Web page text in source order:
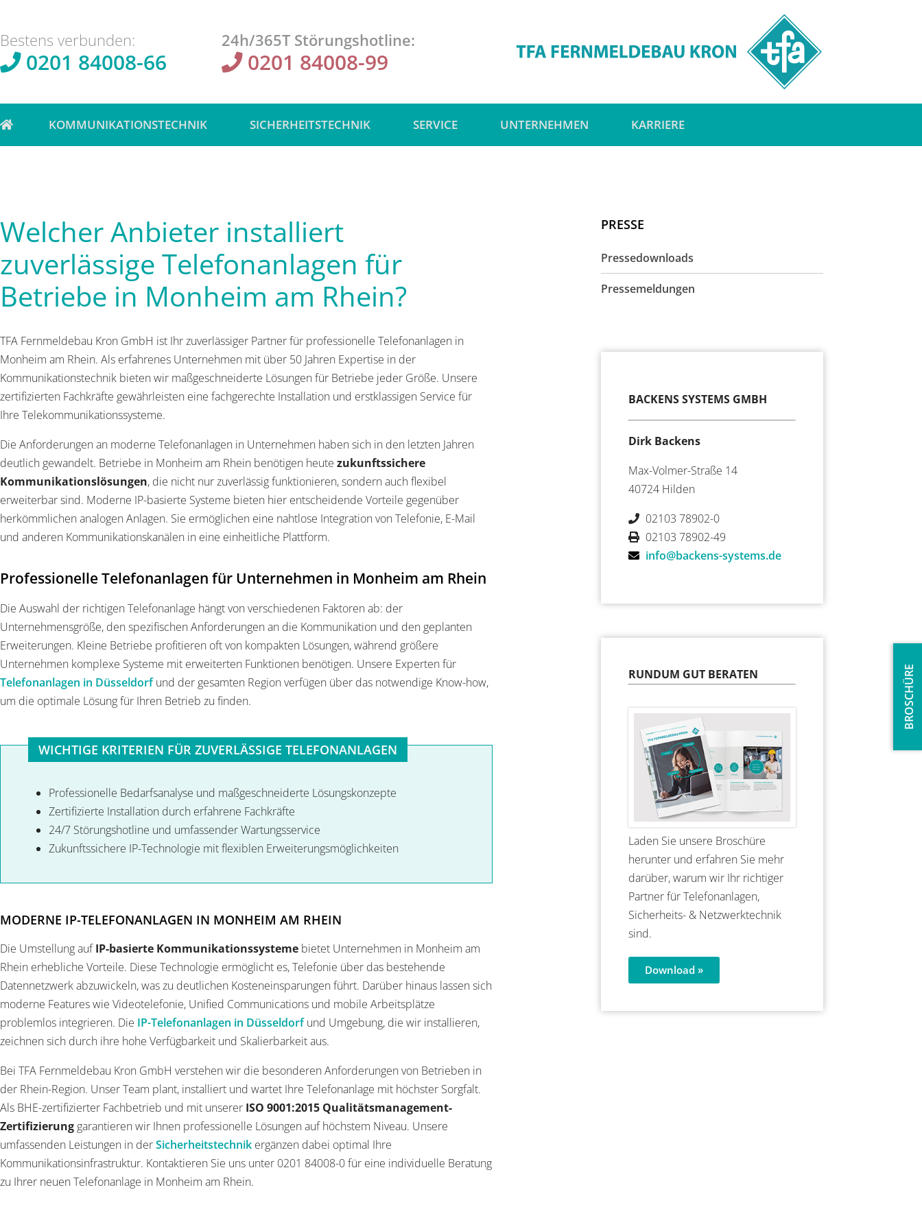
BROSCHÜRE
Bestens verbunden:
0201 84008-66
24h/365T Störungshotline:
0201 84008-99
KOMMUNIKATIONSTECHNIK SICHERHEITSTECHNIK SERVICE UNTERNEHMEN KARRIERE
Welcher Anbieter installiert
zuverlässige Telefonanlagen für
Betriebe in Monheim am Rhein?
TFA Fernmeldebau Kron GmbH ist Ihr zuverlässiger Partner für professionelle Telefonanlagen in
Monheim am Rhein. Als erfahrenes Unternehmen mit über 50 Jahren Expertise in der
Kommunikationstechnik bieten wir maßgeschneiderte Lösungen für Betriebe jeder Größe. Unsere
zertifizierten Fachkräfte gewährleisten eine fachgerechte Installation und erstklassigen Service für
Ihre Telekommunikationssysteme.
Die Anforderungen an moderne Telefonanlagen in Unternehmen haben sich in den letzten Jahren
deutlich gewandelt. Betriebe in Monheim am Rhein benötigen heute zukunftssichere
Kommunikationslösungen, die nicht nur zuverlässig funktionieren, sondern auch flexibel
erweiterbar sind. Moderne IP-basierte Systeme bieten hier entscheidende Vorteile gegenüber
herkömmlichen analogen Anlagen. Sie ermöglichen eine nahtlose Integration von Telefonie, E-Mail
und anderen Kommunikationskanälen in eine einheitliche Plattform.
Professionelle Telefonanlagen für Unternehmen in Monheim am Rhein
Die Auswahl der richtigen Telefonanlage hängt von verschiedenen Faktoren ab: der
Unternehmensgröße, den spezifischen Anforderungen an die Kommunikation und den geplanten
Erweiterungen. Kleine Betriebe profitieren oft von kompakten Lösungen, während größere
Unternehmen komplexe Systeme mit erweiterten Funktionen benötigen. Unsere Experten für
Telefonanlagen in Düsseldorfund der gesamten Region verfügen über das notwendige Know-how,
um die optimale Lösung für Ihren Betrieb zu finden.
WICHTIGE KRITERIEN FÜR ZUVERLÄSSIGE TELEFONANLAGEN
Professionelle Bedarfsanalyse und maßgeschneiderte Lösungskonzepte
Zertifizierte Installation durch erfahrene Fachkräfte
24/7 Störungshotline und umfassender Wartungsservice
Zukunftssichere IP-Technologie mit flexiblen Erweiterungsmöglichkeiten
MODERNE IP-TELEFONANLAGEN IN MONHEIM AM RHEIN
Die Umstellung aufIP-basierte Kommunikationssysteme bietet Unternehmen in Monheim am
Rhein erhebliche Vorteile. Diese Technologie ermöglicht es, Telefonie über das bestehende
Datennetzwerk abzuwickeln, was zu deutlichen Kosteneinsparungen führt. Darüber hinaus lassen sich
moderne Features wie Videotelefonie, Unified Communications und mobile Arbeitsplätze
problemlos integrieren. Die IP-Telefonanlagen in Düsseldorfund Umgebung, die wir installieren,
zeichnen sich durch ihre hohe Verfügbarkeit und Skalierbarkeit aus.
Bei TFA Fernmeldebau Kron GmbH verstehen wir die besonderen Anforderungen von Betrieben in
der Rhein-Region. Unser Team plant, installiert und wartet Ihre Telefonanlage mit höchster Sorgfalt.
Als BHE-zertifizierter Fachbetrieb und mit unserer ISO 9001:2015 Qualitätsmanagement-
Zertifizierung garantieren wir Ihnen professionelle Lösungen auf höchstem Niveau. Unsere
umfassenden Leistungen in derSicherheitstechnik ergänzen dabei optimal Ihre
Kommunikationsinfrastruktur. Kontaktieren Sie uns unter 0201 84008-0 für eine individuelle Beratung
zu Ihrer neuen Telefonanlage in Monheim am Rhein.
PRESSE
Pressedownloads
Pressemeldungen
BACKENS SYSTEMS GMBH
Dirk Backens
Max-Volmer-Straße 14
40724 Hilden
02103 78902-0
02103 78902-49
info@backens-systems.de
RUNDUM GUT BERATEN
Laden Sie unsere Broschüre
herunter und erfahren Sie mehr
darüber, warum wir Ihr richtiger
Partner für Telefonanlagen,
Sicherheits- & Netzwerktechnik
sind.
Download »